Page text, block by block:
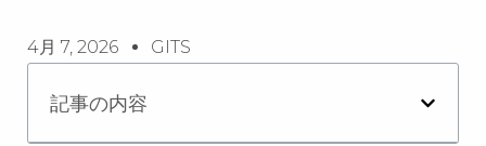
4月 7, 2026 GITS
記事の内容